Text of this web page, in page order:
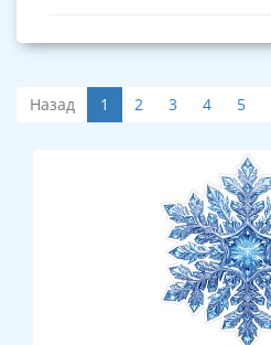
Назад 1 2 3 4 5